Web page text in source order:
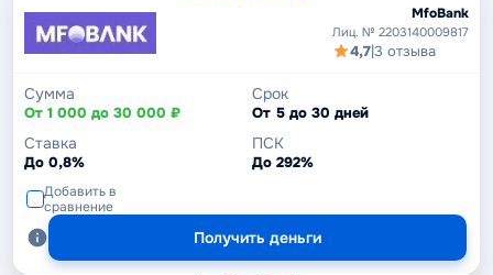
MfoBank
Лиц. № 2203140009817
4,7|3 отзыва
Сумма
От 1 000 до 30 000 ₽
Срок
От 5 до 30 дней
Ставка
До 0,8%
ПСК
До 292%
Добавить в
сравнение
Получить деньги